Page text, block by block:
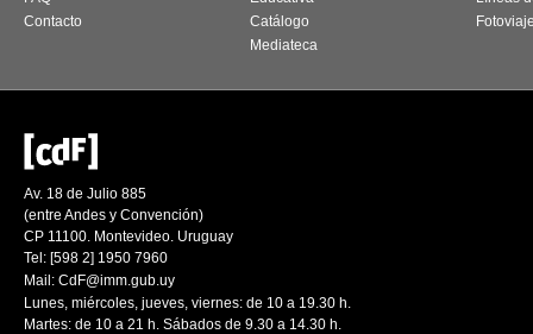
Contacto
Catálogo
Mediateca
Av. 18 de Julio 885
(entre Andes y Convención)
CP 11100. Montevideo. Uruguay
Tel: [598 2] 1950 7960
Mail: CdF@imm.gub.uy
Lunes, miércoles, jueves, viernes: de 10 a 19.30 h.
Martes: de 10 a 21 h. Sábados de 9.30 a 14.30 h.